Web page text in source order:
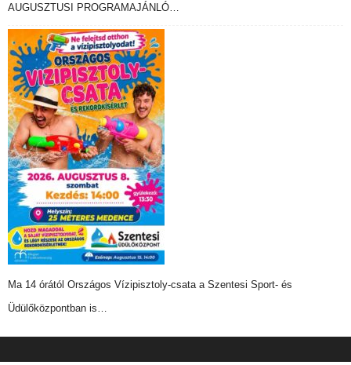
AUGUSZTUSI PROGRAMAJÁNLÓ…
Ma 14 órától Országos Vízipisztoly-csata a Szentesi Sport- és
Üdülőközpontban is…